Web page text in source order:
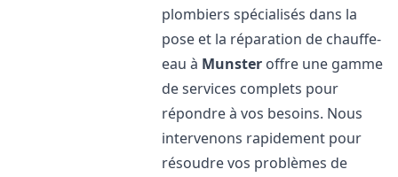
plombiers spécialisés dans la
pose et la réparation de chauffe-
eau à Munster offre une gamme
de services complets pour
répondre à vos besoins. Nous
intervenons rapidement pour
résoudre vos problèmes de